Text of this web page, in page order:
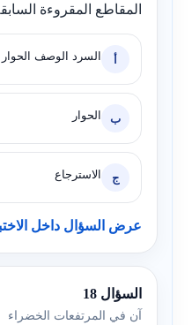
المقاطع المقروءة
أ السرد الوصف الحوار
ب الحوار
ج الاسترجاع
عرض السؤال داخل
السؤال 18
آن في المرتفعات الخضراء